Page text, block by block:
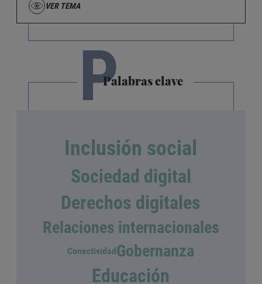
VER TEMA
PPalabras clave
Inclusión social
Sociedad digital
Derechos digitales
Relaciones internacionales
Conectividad Gobernanza
Educación